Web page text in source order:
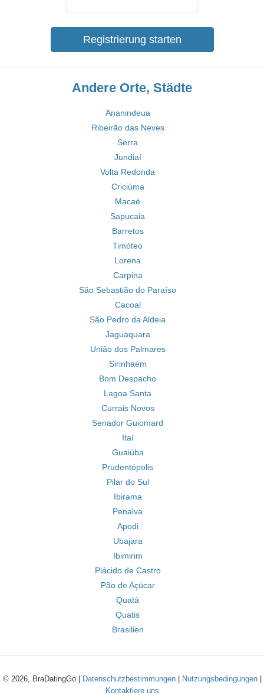
Registrierung starten
Andere Orte, Städte
Ananindeua
Ribeirão das Neves
Serra
Jundiaí
Volta Redonda
Criciúma
Macaé
Sapucaia
Barretos
Timóteo
Lorena
Carpina
São Sebastião do Paraíso
Cacoal
São Pedro da Aldeia
Jaguaquara
União dos Palmares
Sirinhaém
Bom Despacho
Lagoa Santa
Currais Novos
Senador Guiomard
Itaí
Guaiúba
Prudentópolis
Pilar do Sul
Ibirama
Penalva
Apodi
Ubajara
Ibimirim
Plácido de Castro
Pão de Açúcar
Quatá
Quatis
Brasilien
© 2026, BraDatingGo | Datenschutzbestimmungen| Nutzungsbedingungen|
Kontaktiere uns